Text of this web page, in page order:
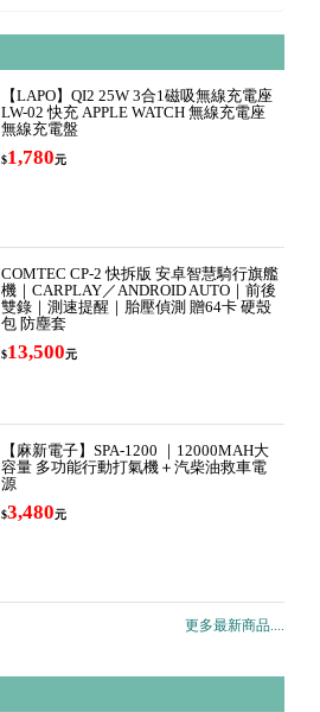
【LAPO】QI2 25W 3合1磁吸無線充電座
LW-02 快充 APPLE WATCH 無線充電座
無線充電盤
$1,780元
COMTEC CP-2 快拆版 安卓智慧騎行旗艦
機｜CARPLAY／ANDROID AUTO｜前後
雙錄｜測速提醒｜胎壓偵測 贈64卡 硬殼
包 防塵套
$13,500元
【麻新電子】SPA-1200 ｜12000MAH大
容量 多功能行動打氣機＋汽柴油救車電
源
$3,480元
更多最新商品....